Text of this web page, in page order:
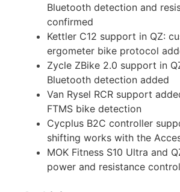
Bluetooth detection and
confirmed
Kettler C12 support in QZ:
ergometer bike protocol
Zycle ZBike 2.0 support in
Bluetooth detection added
Van Rysel RCR support
FTMS bike detection
Cycplus B2C controller
shifting works with the
MOK Fitness S10 Ultra and
power and resistance